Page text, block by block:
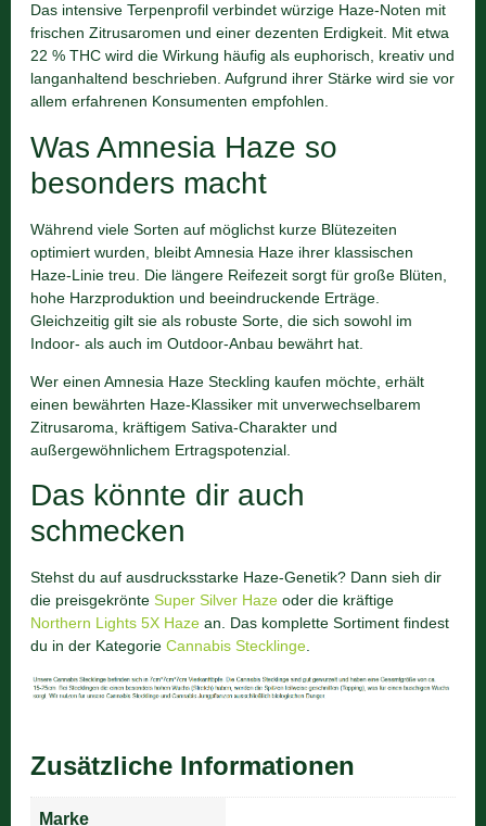
Das intensive Terpenprofil verbindet würzige Haze-Noten mit
frischen Zitrusaromen und einer dezenten Erdigkeit. Mit etwa
22 % THC wird die Wirkung häufig als euphorisch, kreativ und
langanhaltend beschrieben. Aufgrund ihrer Stärke wird sie vor
allem erfahrenen Konsumenten empfohlen.
Was Amnesia Haze so
besonders macht
Während viele Sorten auf möglichst kurze Blütezeiten
optimiert wurden, bleibt Amnesia Haze ihrer klassischen
Haze-Linie treu. Die längere Reifezeit sorgt für große Blüten,
hohe Harzproduktion und beeindruckende Erträge.
Gleichzeitig gilt sie als robuste Sorte, die sich sowohl im
Indoor- als auch im Outdoor-Anbau bewährt hat.
Wer einen Amnesia Haze Steckling kaufen möchte, erhält
einen bewährten Haze-Klassiker mit unverwechselbarem
Zitrusaroma, kräftigem Sativa-Charakter und
außergewöhnlichem Ertragspotenzial.
Das könnte dir auch
schmecken
Stehst du auf ausdrucksstarke Haze-Genetik? Dann sieh dir
die preisgekrönte Super Silver Haze oder die kräftige
Northern Lights 5X Haze an. Das komplette Sortiment findest
du in der Kategorie Cannabis Stecklinge.
Zusätzliche Informationen
Marke